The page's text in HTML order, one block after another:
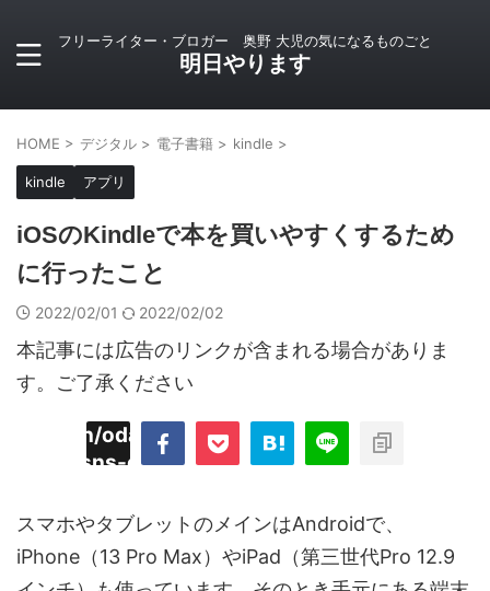
フリーライター・ブロガー 奥野 大児の気になるものごと
明日やります
HOME > デジタル > 電子書籍 > kindle >
kindle アプリ
iOSのKindleで本を買いやすくするため
に行ったこと
2022/02/01 2022/02/02
本記事には広告のリンクが含まれる場合がありま
す。ご了承ください
odaiji.com/public_html/blog/wp-
sns-count-cache/sns-count-
スマホやタブレットのメインはAndroidで、
iPhone（13 Pro Max）やiPad（第三世代Pro 12.9